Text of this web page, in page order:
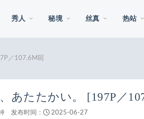
秀人 秘境 丝真 热站
／107.6MB]
あたたかい。 [197P／
发布时间： 2025-06-27